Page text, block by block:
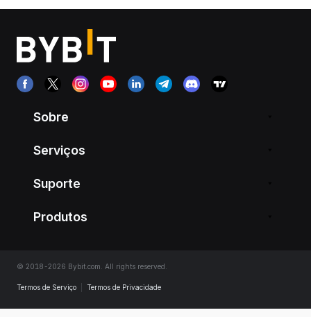
Sobre
Serviços
Suporte
Produtos
© 2018-2026 Bybit.com. All rights reserved.
Termos de Serviço Termos de Privacidade